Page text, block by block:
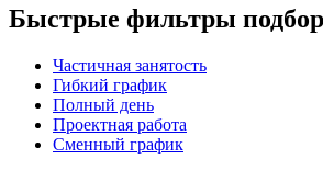
Быстрые фильтры
Частичная занятость
Гибкий график
Полный день
Проектная работа
Сменный график